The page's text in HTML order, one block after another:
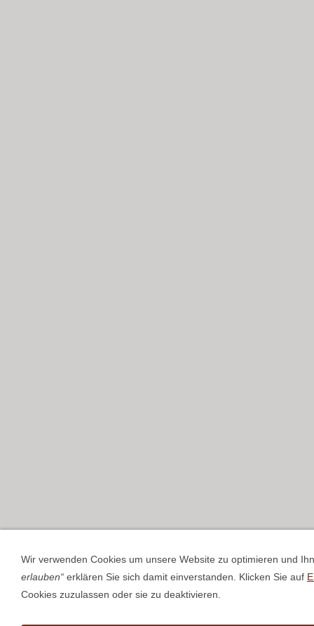
Wir verwenden Cookies um unsere Website zu optimieren und
erlauben“ erklären Sie sich damit einverstanden. Klicken Sie auf
Cookies zuzulassen oder sie zu deaktivieren.